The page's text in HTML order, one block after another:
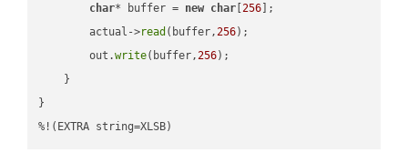
char* buffer = new char [256 ];
        actual->
read (buffer,256);
        out.
write(buffer,256);
    }
}
%!(EXTRA string=XLSB)